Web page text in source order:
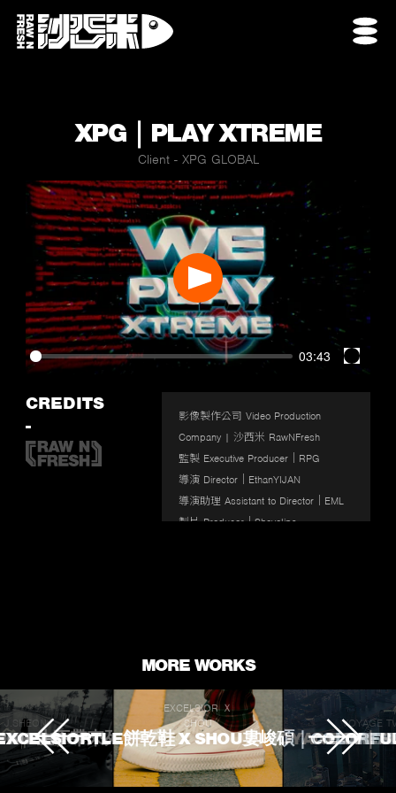
XPG｜PLAY XTREME
Client - XPG GLOBAL
03:43
Enter
Play
CREDITS
-
影像製作公司 Video Production
Company | 沙西米 RawNFresh
監製 Executive Producer｜RPG
導演 Director｜EthanYIJAN
導演助理 Assistant to Director｜EML
製片 Producer｜Sheyalips
動態設計 Motion Design｜Carton
Zhuang & Mona Su
MORE WORKS
J.SHEON
生不帶來死不帶走
EXCELSIOR Ｘ
SHOU
餅乾鞋 X SHOU婁峻碩｜
VOYAGE
VOYAGE TV｜